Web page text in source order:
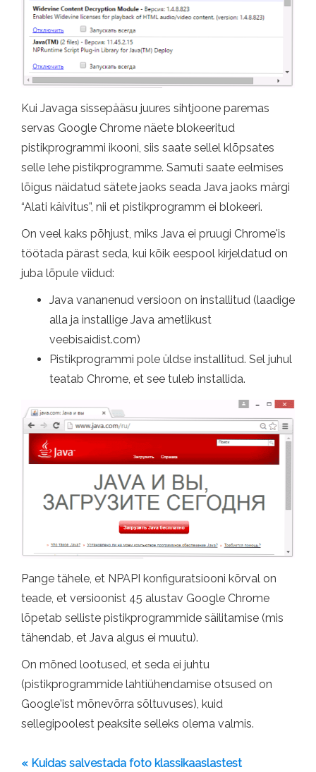
Kui Javaga sissepääsu juures sihtjoone paremas
servas Google Chrome näete blokeeritud
pistikprogrammi ikooni, siis saate sellel klõpsates
selle lehe pistikprogramme. Samuti saate eelmises
lõigus näidatud sätete jaoks seada Java jaoks märgi
“Alati käivitus”, nii et pistikprogramm ei blokeeri.
On veel kaks põhjust, miks Java ei pruugi Chrome'is
töötada pärast seda, kui kõik eespool kirjeldatud on
juba lõpule viidud:
Java vananenud versioon on installitud (laadige
alla ja installige Java ametlikust
veebisaidist.com)
Pistikprogrammi pole üldse installitud. Sel juhul
teatab Chrome, et see tuleb installida.
Pange tähele, et NPAPI konfiguratsiooni kõrval on
teade, et versioonist 45 alustav Google Chrome
lõpetab selliste pistikprogrammide säilitamise (mis
tähendab, et Java algus ei muutu).
On mõned lootused, et seda ei juhtu
(pistikprogrammide lahtiühendamise otsused on
Google'ist mõnevõrra sõltuvuses), kuid
sellegipoolest peaksite selleks olema valmis.
« Kuidas salvestada foto klassikaaslastest